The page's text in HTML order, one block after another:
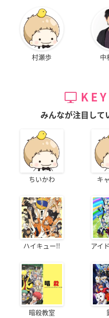
村瀬歩 中
みんなが注目して
ちいかわ キ
ハイキュー!! アイ
暗殺教室